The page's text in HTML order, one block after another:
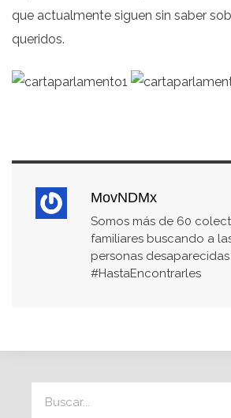
que actualmente siguen sin saber
queridos.
MovNDMx
Somos más de 60
familiares buscando a
personas
#HastaEncontrarles